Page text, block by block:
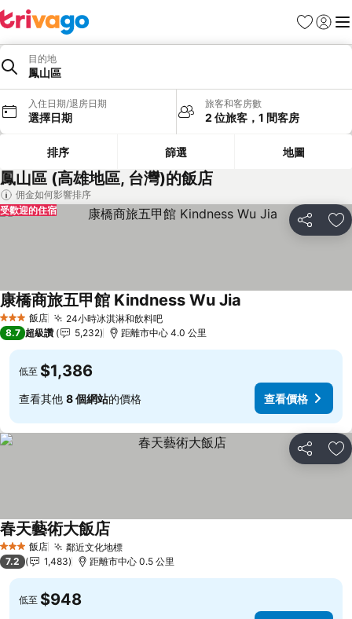
我的最愛
登入 選
目的地
鳳山區
入住日期/退房日期
選擇日期
旅客和客房數
2 位旅客，1 間客房
排序 篩選 地圖
鳳山區 (高雄地區, 台灣)的飯店
佣金如何影響排序
分享 加
受歡迎的住宿
3 星級 飯店 24小時冰淇淋和飲料吧查看價格
康橋商旅五甲館 Kindness Wu Jia
8.7 超級讚 5,232 距離市中心 4.0 公里
低至 $1,386
查看其他 8 個網站的價格 查看價格
分享 加
3 星級 飯店 鄰近文化地標查看價格
春天藝術大飯店
7.2 1,483 距離市中心 0.5 公里
低至 $948